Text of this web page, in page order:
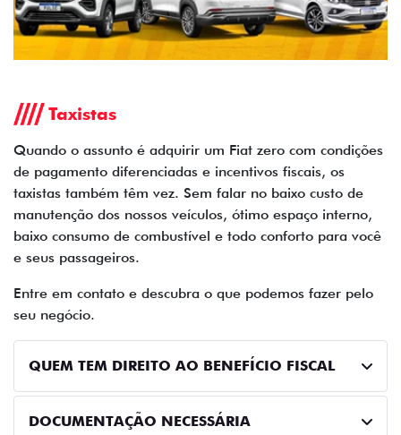
Taxistas
Quando o assunto é adquirir um Fiat zero com condições
de pagamento diferenciadas e incentivos fiscais, os
taxistas também têm vez. Sem falar no baixo custo de
manutenção dos nossos veículos, ótimo espaço interno,
baixo consumo de combustível e todo conforto para você
e seus passageiros.
Entre em contato e descubra o que podemos fazer pelo
seu negócio.
QUEM TEM DIREITO AO BENEFÍCIO FISCAL
DOCUMENTAÇÃO NECESSÁRIA